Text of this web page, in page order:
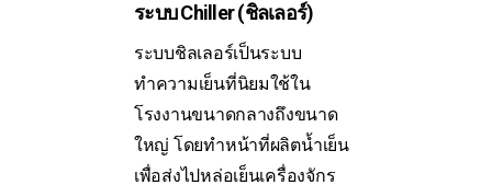
ระบบ Chiller (ชิลเลอร์)
ระบบชิลเลอร์เป็นระบบ
ทำความเย็นที่นิยมใช้ใน
โรงงานขนาดกลางถึงขนาด
ใหญ่ โดยทำหน้าที่ผลิตน้ำเย็น
เพื่อส่งไปหล่อเย็นเครื่องจักร